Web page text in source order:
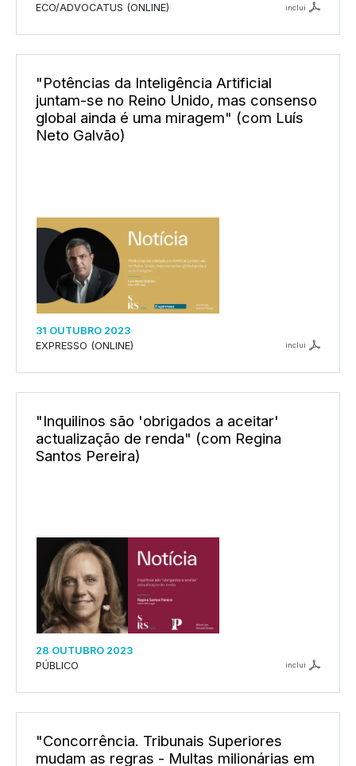
ECO/ADVOCATUS (ONLINE)
inclui
"Potências da Inteligência Artificial
juntam-se no Reino Unido, mas consenso
global ainda é uma miragem" (com Luís
Neto Galvão)
31 OUTUBRO 2023
EXPRESSO (ONLINE)
inclui
"Inquilinos são 'obrigados a aceitar'
actualização de renda" (com Regina
Santos Pereira)
28 OUTUBRO 2023
PÚBLICO
inclui
"Concorrência. Tribunais Superiores
mudam as regras - Multas milionárias em